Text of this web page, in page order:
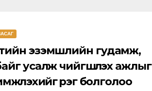
эзэмшлийн гудамж,
усалж чийгшүүлэх ажлыг
үүрэг болголоо